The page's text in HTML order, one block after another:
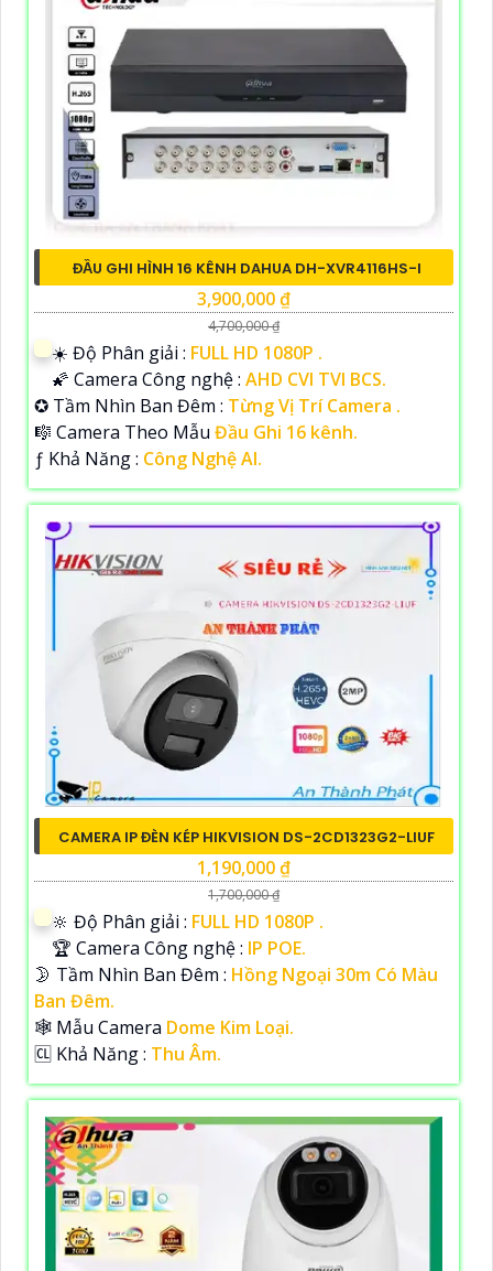
ĐẦU GHI HÌNH 16 KÊNH DAHUA DH-XVR4116HS-I
3,900,000 ₫
4,700,000 ₫
☀️ Độ Phân giải : FULL HD 1080P .
🌠 Camera Công nghệ : AHD CVI TVI BCS.
✪ Tầm Nhìn Ban Đêm : Từng Vị Trí Camera .
🎼️ Camera Theo Mẫu Đầu Ghi 16 kênh.
️ƒ Khả Năng : Công Nghệ AI.
CAMERA IP ĐÈN KÉP HIKVISION DS-2CD1323G2-LIUF
1,190,000 ₫
1,700,000 ₫
🔆 Độ Phân giải : FULL HD 1080P .
🏆 Camera Công nghệ : IP POE.
🌛 Tầm Nhìn Ban Đêm : Hồng Ngoại 30m Có Màu
Ban Đêm.
🕸️ Mẫu Camera Dome Kim Loại.
️🆑 Khả Năng : Thu Âm.